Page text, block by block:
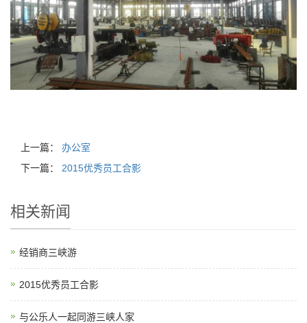
上一篇： 办公室
下一篇： 2015优秀员工合影
相关新闻
经销商三峡游
2015优秀员工合影
与公乐人一起同游三峡人家